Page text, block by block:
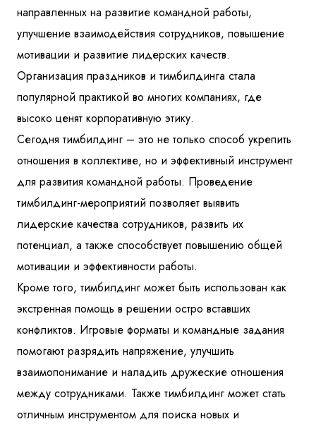
направленных на развитие командной работы,
улучшение взаимодействия сотрудников, повышение
мотивации и развитие лидерских качеств.
Организация праздников и тимбилдинга стала
популярной практикой во многих компаниях, где
высоко ценят корпоративную этику.
Сегодня тимбилдинг – это не только способ укрепить
отношения в коллективе, но и эффективный инструмент
для развития командной работы. Проведение
тимбилдинг-мероприятий позволяет выявить
лидерские качества сотрудников, развить их
потенциал, а также способствует повышению общей
мотивации и эффективности работы.
Кроме того, тимбилдинг может быть использован как
экстренная помощь в решении остро вставших
конфликтов. Игровые форматы и командные задания
помогают разрядить напряжение, улучшить
взаимопонимание и наладить дружеские отношения
между сотрудниками. Также тимбилдинг может стать
отличным инструментом для поиска новых и